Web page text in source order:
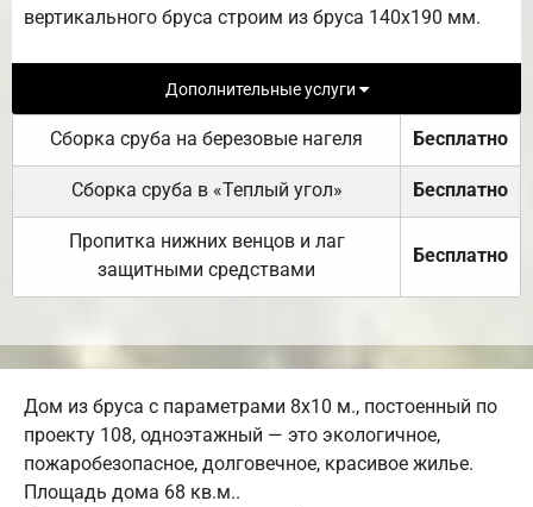
вертикального бруса строим из бруса 140х190 мм.
Дополнительные услуги
Сборка сруба на березовые нагеля Бесплатно
Сборка сруба в «Теплый угол» Бесплатно
Пропитка нижних венцов и лаг
защитными средствами
Бесплатно
Дом из бруса с параметрами 8х10 м., постоенный по
проекту 108, одноэтажный — это экологичное,
пожаробезопасное, долговечное, красивое жилье.
Площадь дома 68 кв.м..